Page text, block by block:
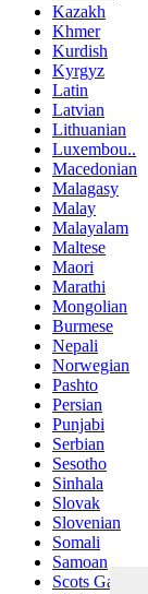
Kazakh
Khmer
Kurdish
Kyrgyz
Latin
Latvian
Lithuanian
Luxembou..
Macedonian
Malagasy
Malay
Malayalam
Maltese
Maori
Marathi
Mongolian
Burmese
Nepali
Norwegian
Pashto
Persian
Punjabi
Serbian
Sesotho
Sinhala
Slovak
Slovenian
Somali
Samoan
Scots Gaelic